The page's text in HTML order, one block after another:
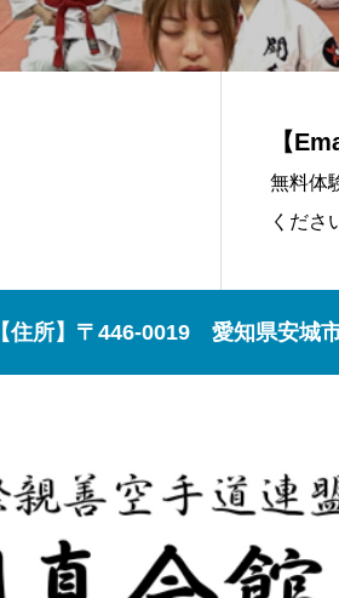
【
無料体
くださ
【住所】〒446-0019 愛知県安城